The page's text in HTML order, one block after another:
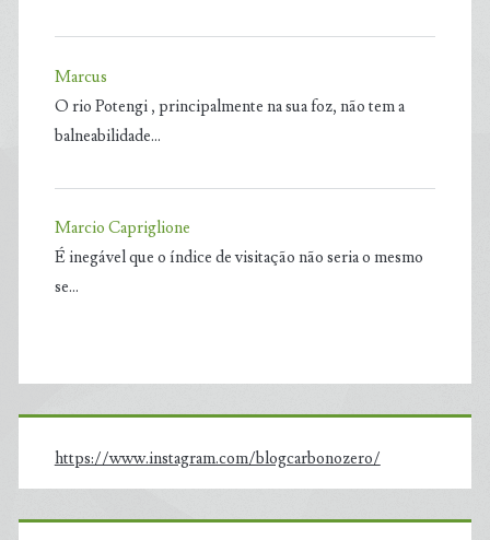
Marcus
O rio Potengi , principalmente na sua foz, não tem a
balneabilidade…
Marcio Capriglione
É inegável que o índice de visitação não seria o mesmo
se…
https://www.instagram.com/blogcarbonozero/